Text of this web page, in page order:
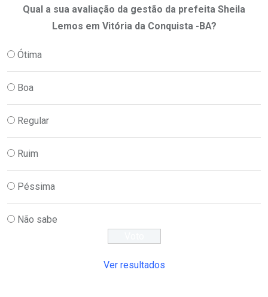
Qual a sua avaliação da gestão da prefeita Sheila
Lemos em Vitória da Conquista -BA?
Ótima
Boa
Regular
Ruim
Péssima
Não sabe
Ver resultados